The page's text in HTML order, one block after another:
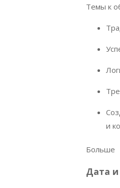
Темы к
и
Больше
Дата